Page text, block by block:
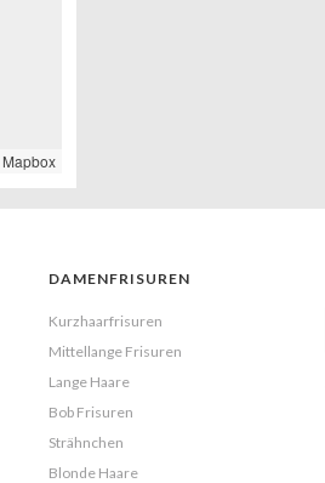
Mapbox
DAMENFRISUREN
Kurzhaarfrisuren
Mittellange Frisuren
Lange Haare
Bob Frisuren
Strähnchen
Blonde Haare